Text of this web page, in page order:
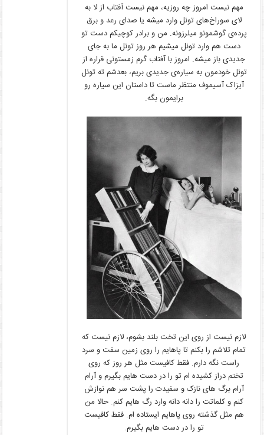
مهم نیست امروز چه روزیه، مهم نیست آفتاب از لا به
لای سوراخ‌های تونل وارد میشه یا صدای رعد و برق
پرده‌ی گوشمونو میلرزونه. من و برادر کوچیکم دست تو
دست هم وارد تونل میشیم هر روز تونل ما به جای
جدیدی باز میشه. امروز با آفتاب گرم زمستونی قراره از
تونل خودمون به سیاره‌ی جدیدی بریم، بعدشم ته تونل
آیزاک آسیموف منتظر ماست تا داستان این سیاره رو
برایمون بگه.
لازم نیست از روی این تخت بلند بشوم، لازم نیست که
تمام تلاشم را بکنم تا پاهایم را روی زمین سفت و سرد
راست نگه دارم. فقط کافیست مثل هر روز که روی
تختم دراز کشیده ام تو را در دست هایم بگیرم و آرام
آرام برگ های نازک و سفیدت را پشت سر هم نوازش
کنم و کلماتت را دانه دانه وارد رگ هایم کنم. حالا من
هم مثل گذشته روی پاهایم ایستاده ام. فقط کافیست
تو را در دست هایم بگیرم.